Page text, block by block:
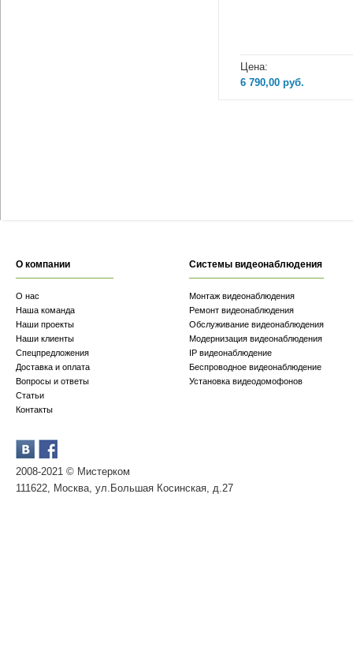
Цена:
6 790,00 руб.
О компании
О нас
Наша команда
Наши проекты
Наши клиенты
Спецпредложения
Доставка и оплата
Вопросы и ответы
Статьи
Контакты
2008-2021 © Мистерком
111622, Москва, ул.Большая Косинская, д.27
Системы видеонаблюдения
Монтаж видеонаблюдения
Ремонт видеонаблюдения
Обслуживание видеонаблюдения
Модернизация видеонаблюдения
IP видеонаблюдение
Беспроводное видеонаблюдение
Установка видеодомофонов